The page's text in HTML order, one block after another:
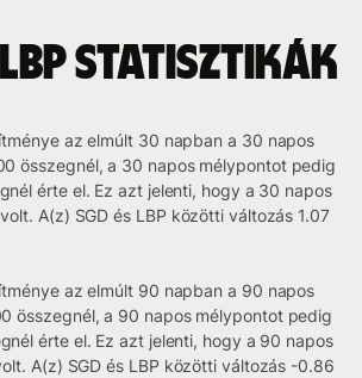
LBP statisztikák
az elmúlt 30 napban a 30 napos
összegnél, a 30 napos mélypontot pedig
érte el. Ez azt jelenti, hogy a 30 napos
A(z) SGD és LBP közötti változás 1.07
az elmúlt 90 napban a 90 napos
összegnél, a 90 napos mélypontot pedig
érte el. Ez azt jelenti, hogy a 90 napos
A(z) SGD és LBP közötti változás -0.86